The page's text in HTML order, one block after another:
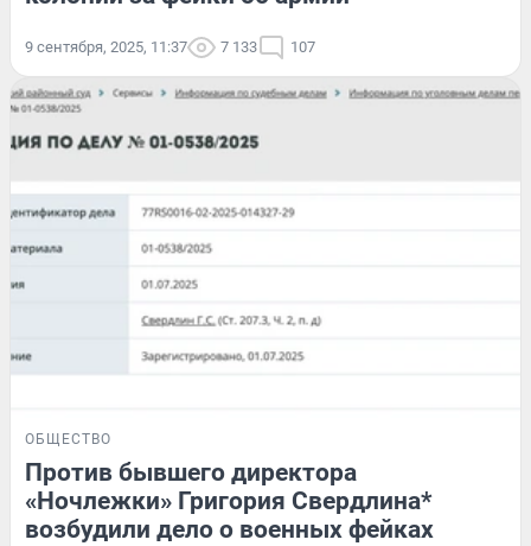
9 сентября, 2025, 11:37 7 133 107
ОБЩЕСТВО
Против бывшего директора
«Ночлежки» Григория Свердлина*
возбудили дело о военных фейках